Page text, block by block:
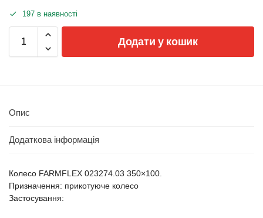
197 в наявності
Додати у кошик
Опис
Додаткова інформація
Колесо FARMFLEX 023274.03 350×100.
Призначення: прикотуюче колесо
Застосування: